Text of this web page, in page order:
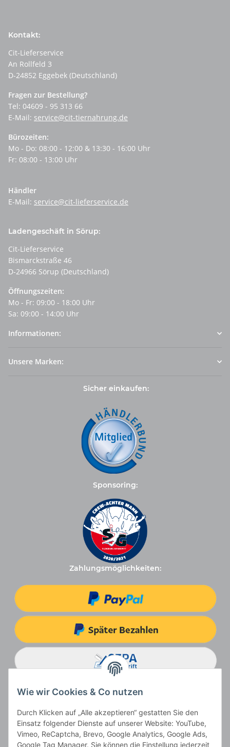
Kontakt:
Cit-Lieferservice
An Rollfeld 3
D-24852 Eggebek (Deutschland)
Fragen zur Bestellung?
Tel: 04609 - 95 313 66
E-Mail: service@cit-tiernahrung.de
Bürozeiten:
Mo - Do: 08:00 - 12:00 & 13:30 - 16:00 Uhr
Fr: 08:00 - 13:00 Uhr
Händler
E-Mail: service@cit-lieferservice.de
Ladengeschäft in Sörup:
Cit-Lieferservice
Bismarckstraße 46
D-24966 Sörup (Deutschland)
Öffnungszeiten:
Mo - Fr: 09:00 - 18:00 Uhr
Sa: 09:00 - 14:00 Uhr
Informationen:
Unsere Marken:
Sicher einkaufen:
Sponsoring:
Zahlungsmöglichkeiten:
Wie wir Cookies & Co nutzen
Durch Klicken auf „Alle akzeptieren“ gestatten Sie den
Einsatz folgender Dienste auf unserer Website: YouTube,
Vimeo, ReCaptcha, Brevo, Google Analytics, Google Ads,
Google Tag Manager. Sie können die Einstellung jederzeit